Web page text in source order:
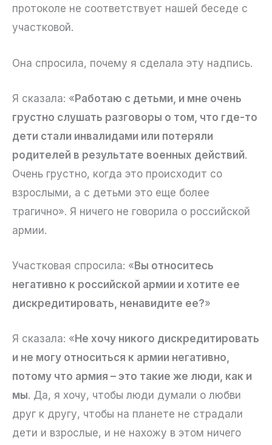
протоколе не соответствует нашей беседе с
участковой.
Она спросила, почему я сделала эту надпись.
Я сказала: «Работаю с детьми, и мне очень
грустно слушать разговоры о том, что где-то
дети стали инвалидами или потеряли
родителей в результате военных действий.
Очень грустно, когда это происходит со
взрослыми, а с детьми это еще более
трагично». Я ничего не говорила о российской
армии.
Участковая спросила: «Вы относитесь
негативно к российской армии и хотите ее
дискредитировать, ненавидите ее?»
Я сказала: « Не хочу никого дискредитировать
и не могу относиться к армии негативно,
потому что армия – это такие же люди, как и
мы. Да, я хочу, чтобы люди думали о любви
друг к другу, чтобы на планете не страдали
дети и взрослые, и не нахожу в этом ничего